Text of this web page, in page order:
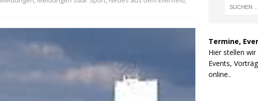
Termine,
Hier stellen
Events,
online..